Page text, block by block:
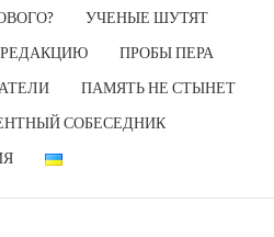
УЧЕНЫЕ ШУТЯТ
ПРОБЫ ПЕРА
ПАМЯТЬ НЕ СТЫНЕТ
СОБЕСЕДНИК